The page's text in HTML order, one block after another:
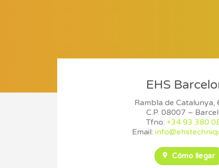
EHS
Rambla de Catalunya,
C.P. 08007 –
Tfno: +34 93 380
Email:
Cómo llegar